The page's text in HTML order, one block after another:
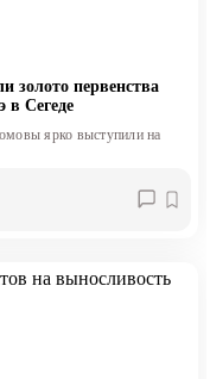
золото первенства
в Сегеде
ярко выступили на